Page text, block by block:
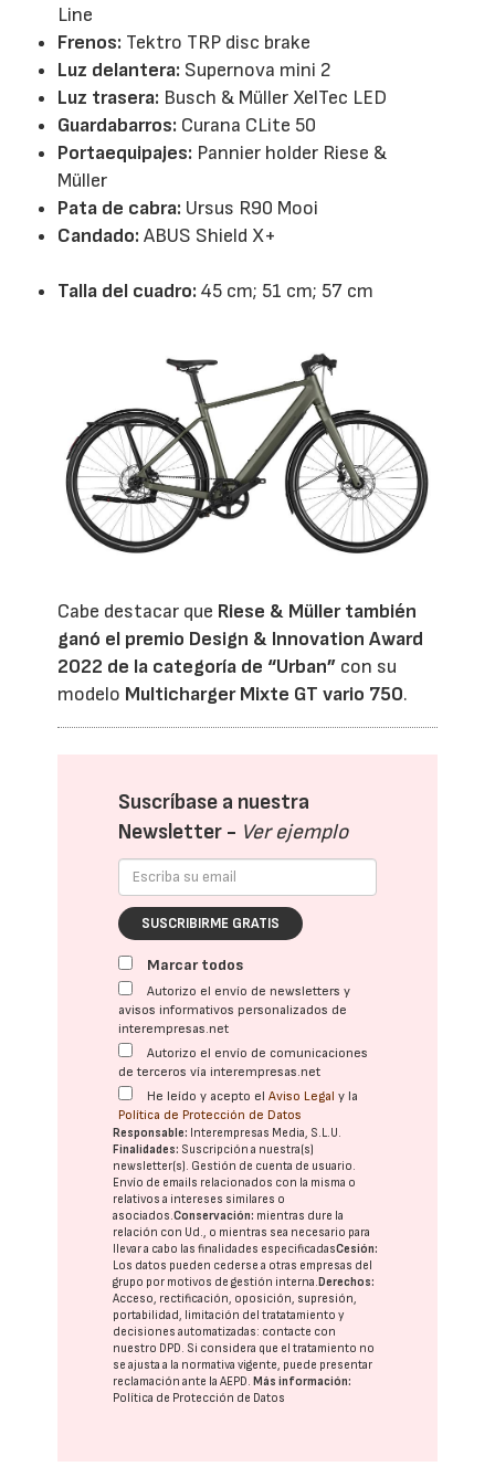
Line
Frenos: Tektro TRP disc brake
Luz delantera: Supernova mini 2
Luz trasera: Busch & Müller XelTec LED
Guardabarros: Curana CLite 50
Portaequipajes: Pannier holder Riese &
Müller
Pata de cabra: Ursus R90 Mooi
Candado:ABUS Shield X+
Talla del cuadro:45 cm; 51 cm; 57 cm
Cabe destacar que Riese & Müller también
ganó el premio Design & Innovation Award
2022 de la categoría de “Urban” con su
modelo Multicharger Mixte GT vario 750.
Suscríbase a nuestra
Newsletter - Ver ejemplo
SUSCRIBIRME GRATIS
Marcar todos
Autorizo el envío de newsletters y
avisos informativos personalizados de
interempresas.net
Autorizo el envío de comunicaciones
de terceros vía interempresas.net
He leído y acepto elAviso Legal y la
Política de Protección de Datos
Responsable: Interempresas Media, S.L.U.
Finalidades: Suscripción a nuestra(s)
newsletter(s). Gestión de cuenta de usuario.
Envío de emails relacionados con la misma o
relativos a intereses similares o
asociados.Conservación: mientras dure la
relación con Ud., o mientras sea necesario para
llevar a cabo las finalidades especificadasCesión:
Los datos pueden cederse a otras empresas del
grupo por motivos de gestión interna.Derechos:
Acceso, rectificación, oposición, supresión,
portabilidad, limitación del tratatamiento y
decisiones automatizadas: contacte con
nuestro DPD. Si considera que el tratamiento no
se ajusta a la normativa vigente, puede presentar
reclamación ante laAEPD.Más información:
Política de Protección de Datos